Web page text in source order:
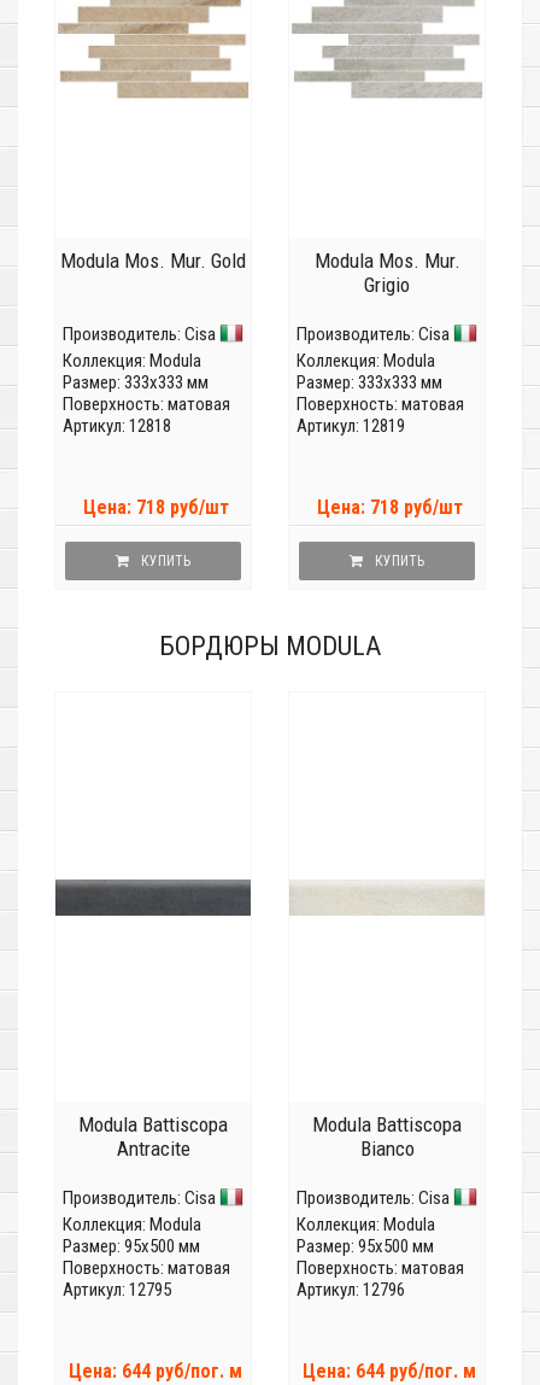
Modula Mos. Mur. Gold
Производитель: Cisa
Коллекция: Modula
Размер: 333x333 мм
Поверхность: матовая
Артикул: 12818
Цена: 718 руб/шт
КУПИТЬ
Modula Mos. Mur.
Grigio
Производитель: Cisa
Коллекция: Modula
Размер: 333x333 мм
Поверхность: матовая
Артикул: 12819
Цена: 718 руб/шт
КУПИТЬ
БОРДЮРЫ MODULA
Modula Battiscopa
Antracite
Производитель: Cisa
Коллекция: Modula
Размер: 95x500 мм
Поверхность: матовая
Артикул: 12795
Цена: 644 руб/пог. м
Modula Battiscopa
Bianco
Производитель: Cisa
Коллекция: Modula
Размер: 95x500 мм
Поверхность: матовая
Артикул: 12796
Цена: 644 руб/пог. м